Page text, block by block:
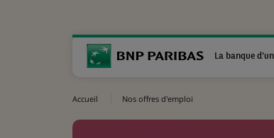
La banque
Accueil Nos offres d'emploi